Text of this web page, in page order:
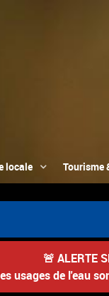
locale Tourisme
🚨 ALERTE
usages de l'eau